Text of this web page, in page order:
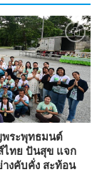
พระพุทธมนต์
ไทย ปันสุข แจก
งคับคั่ง สะท้อน